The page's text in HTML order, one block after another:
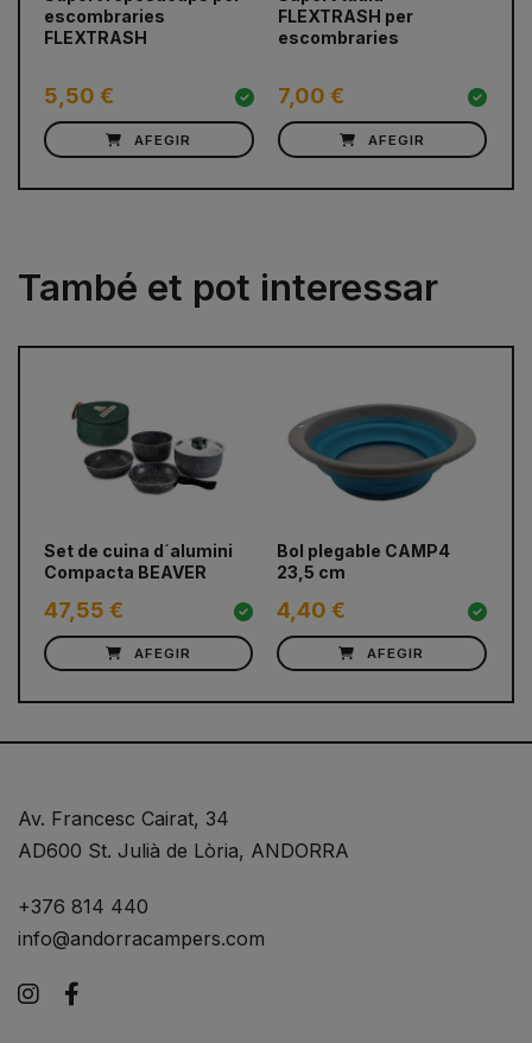
escombraries
FLEXTRASH
5,50 €
AFEGIR
FLEXTRASH per
escombraries
7,00 €
AFEGIR
També et pot interessar
Set de cuina d´alumini
Compacta BEAVER
47,55 €
AFEGIR
Bol plegable CAMP4
23,5 cm
4,40 €
AFEGIR
Av. Francesc Cairat, 34
AD600 St. Julià de Lòria, ANDORRA
+376 814 440
info@andorracampers.com
Instagram